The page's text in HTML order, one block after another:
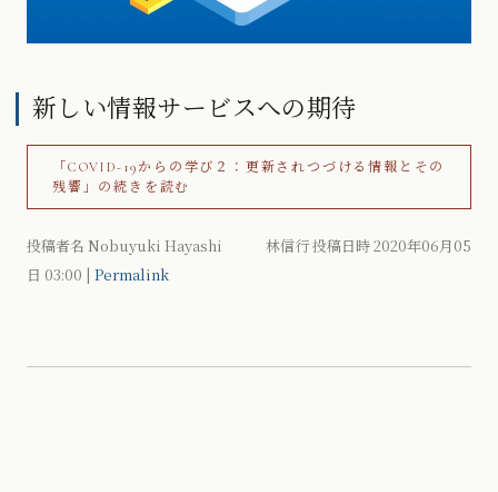
新しい情報サービスへの期待
「COVID-19からの学び２：更新されつづける情報とその
残響」の続きを読む
投稿者名 Nobuyuki Hayashi 林信行 投稿日時 2020年06月05
日 03:00 | Permalink